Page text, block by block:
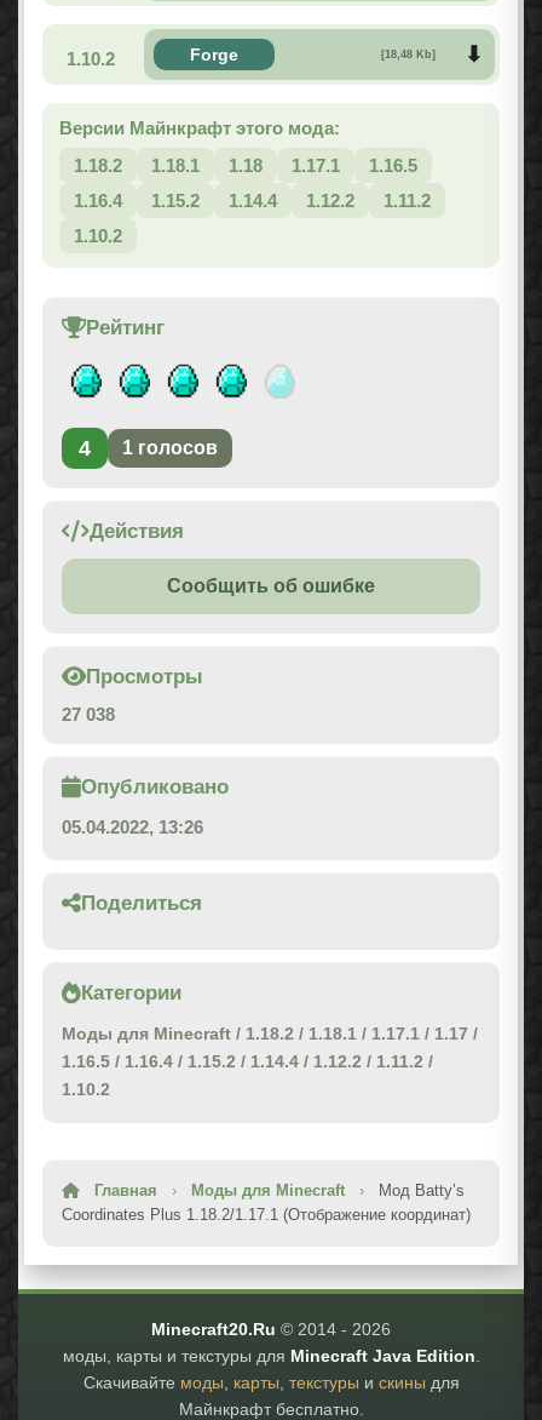
1.10.2 Forge [18,48 Kb]
Версии Майнкрафт этого мода:
1.18.2
1.18.1 1.18 1.17.1
1.16.5
1.16.4
1.15.2 1.14.4 1.12.2
1.11.2
1.10.2
Рейтинг
4 1 голосов
Действия
Сообщить об ошибке
Просмотры
27 038
Опубликовано
05.04.2022, 13:26
Поделиться
Категории
Моды для Minecraft / 1.18.2 / 1.18.1 / 1.17.1 / 1.17 /
1.16.5 / 1.16.4 / 1.15.2 / 1.14.4 / 1.12.2 / 1.11.2 /
1.10.2
Главная › Моды для Minecraft ›
Мод Batty’s
Coordinates Plus 1.18.2/1.17.1 (Отображение координат)
Minecraft20.Ru © 2014 - 2026
моды, карты и текстуры для Minecraft Java Edition
Скачивайте моды карты текстуры и скины для
Майнкрафт бесплатно.